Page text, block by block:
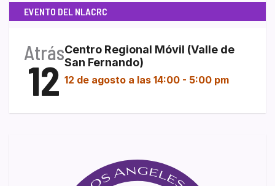
EVENTO DEL NLACRC
Atrás
12
Centro Regional Móvil (Valle de
San Fernando)
12 de agosto a las 14:00 - 5:00 pm